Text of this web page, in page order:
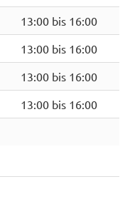
13:00 bis 16:00
13:00 bis 16:00
13:00 bis 16:00
13:00 bis 16:00